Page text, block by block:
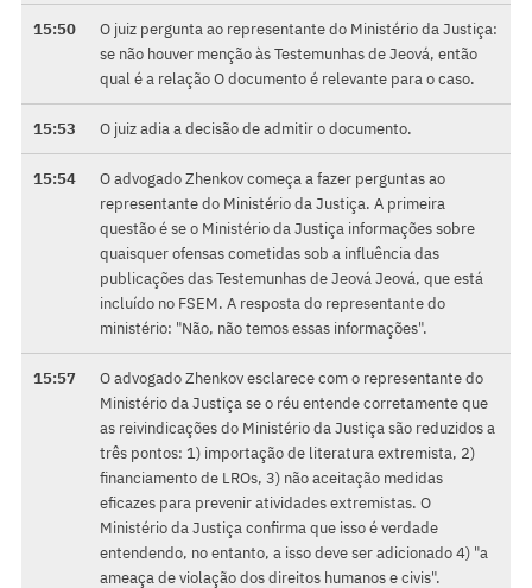
15:50
O juiz pergunta ao representante do Ministério da Justiça:
se não houver menção às Testemunhas de Jeová, então
qual é a relação O documento é relevante para o caso.
15:53 O juiz adia a decisão de admitir o documento.
15:54
O advogado Zhenkov começa a fazer perguntas ao
representante do Ministério da Justiça. A primeira
questão é se o Ministério da Justiça informações sobre
quaisquer ofensas cometidas sob a influência das
publicações das Testemunhas de Jeová Jeová, que está
incluído no FSEM. A resposta do representante do
ministério: "Não, não temos essas informações".
15:57
O advogado Zhenkov esclarece com o representante do
Ministério da Justiça se o réu entende corretamente que
as reivindicações do Ministério da Justiça são reduzidos a
três pontos: 1) importação de literatura extremista, 2)
financiamento de LROs, 3) não aceitação medidas
eficazes para prevenir atividades extremistas. O
Ministério da Justiça confirma que isso é verdade
entendendo, no entanto, a isso deve ser adicionado 4) "a
ameaça de violação dos direitos humanos e civis".